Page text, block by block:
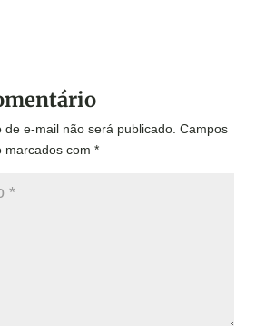
de e-mail não será publicado. Campos
marcados com *